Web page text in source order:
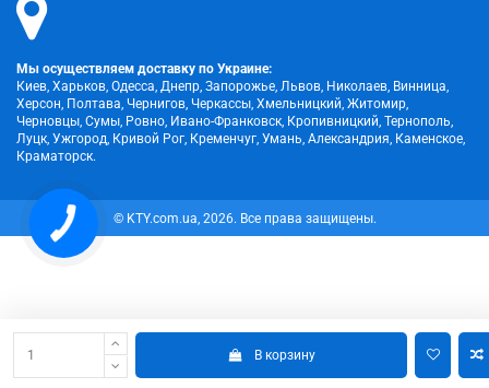
В корзину
Мы осуществляем доставку по Украине:
Киев, Харьков, Одесса, Днепр, Запорожье, Львов, Николаев, Винница,
Херсон, Полтава, Чернигов, Черкассы, Хмельницкий, Житомир,
Черновцы, Сумы, Ровно, Ивано-Франковск, Кропивницкий, Тернополь,
Луцк, Ужгород, Кривой Рог, Кременчуг, Умань, Александрия, Каменское,
Краматорск.
© KTY.com.ua, 2026. Все права защищены.